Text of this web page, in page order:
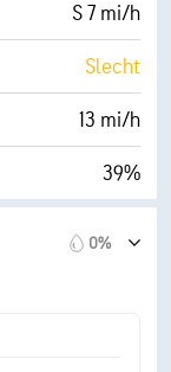
14%
10 mi
30000 ft
S 7 mi/h
Slecht
13 mi/h
39%
0%